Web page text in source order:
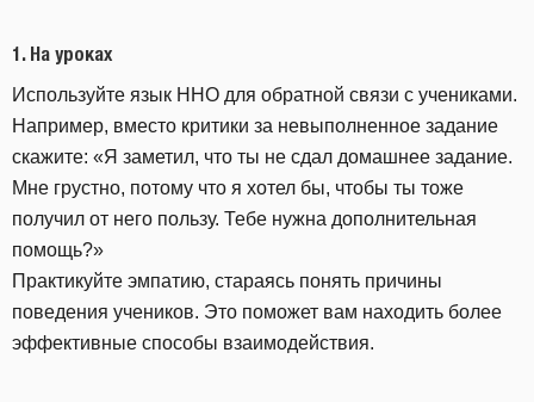
1. На уроках
Используйте язык ННО для обратной связи с учениками.
Например, вместо критики за невыполненное задание
скажите: «Я заметил, что ты не сдал домашнее задание.
Мне грустно, потому что я хотел бы, чтобы ты тоже
получил от него пользу. Тебе нужна дополнительная
помощь?»
Практикуйте эмпатию, стараясь понять причины
поведения учеников. Это поможет вам находить более
эффективные способы взаимодействия.